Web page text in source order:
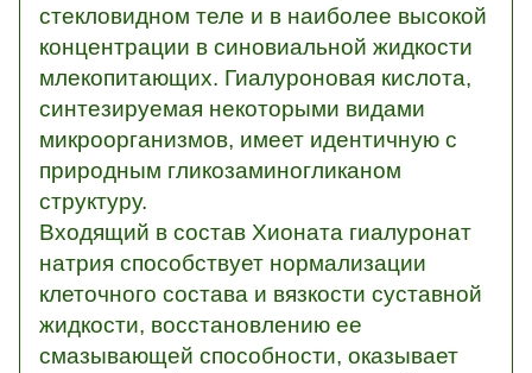
стекловидном теле и в наиболее высокой
концентрации в синовиальной жидкости
млекопитающих. Гиалуроновая кислота,
синтезируемая некоторыми видами
микроорганизмов, имеет идентичную с
природным гликозаминогликаном
структуру.
Входящий в состав Хионата гиалуронат
натрия способствует нормализации
клеточного состава и вязкости суставной
жидкости, восстановлению ее
смазывающей способности, оказывает